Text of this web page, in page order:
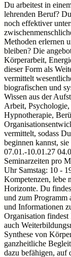
Du arbeitest in
lehrenden Beruf?
noch effektiver
Methoden erlernen
bleiben? Die
Körperarbeit,
dieser Form als
vermittelt
biografischen und
Wissen aus der
Arbeit,
Hypnotherapie,
vermittelt, sodass
beginnen kannst,
07.01.-10.01.27
Seminarzeiten pro
Uhr Samstag: 10 -
Kompetenzen, lebe
Horizonte. Du
und zum Programm
und Informationen
Organisation
auch
Synthese von
ganzheitliche
dazu befähigen, auf